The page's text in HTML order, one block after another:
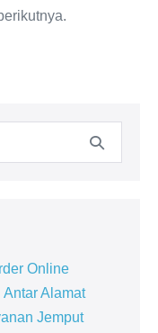
Online
Alamat
Jemput